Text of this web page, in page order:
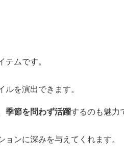
テムです。
を演出できます。
季節を問わず活躍するのも魅力
ンに深みを与えてくれます。